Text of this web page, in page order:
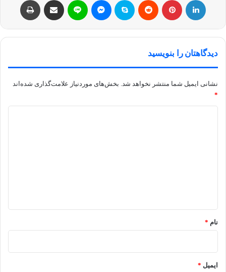
دیدگاهتان را بنویسید
نشانی ایمیل شما منتشر نخواهد شد. بخش‌های موردنیاز علامت‌گذاری شده‌اند
*
نام *
ایمیل *